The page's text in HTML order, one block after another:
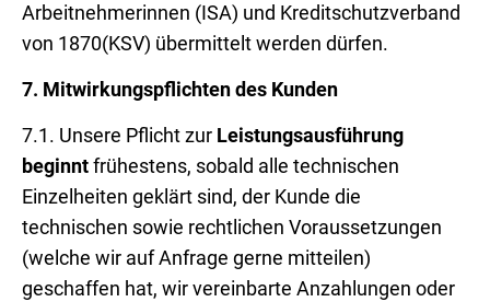
Arbeitnehmerinnen (ISA) und Kreditschutzverband
von 1870(KSV) übermittelt werden dürfen.
7. Mitwirkungspflichten des Kunden
7.1. Unsere Pflicht zur Leistungsausführung
beginnt frühestens, sobald alle technischen
Einzelheiten geklärt sind, der Kunde die
technischen sowie rechtlichen Voraussetzungen
(welche wir auf Anfrage gerne mitteilen)
geschaffen hat, wir vereinbarte Anzahlungen oder